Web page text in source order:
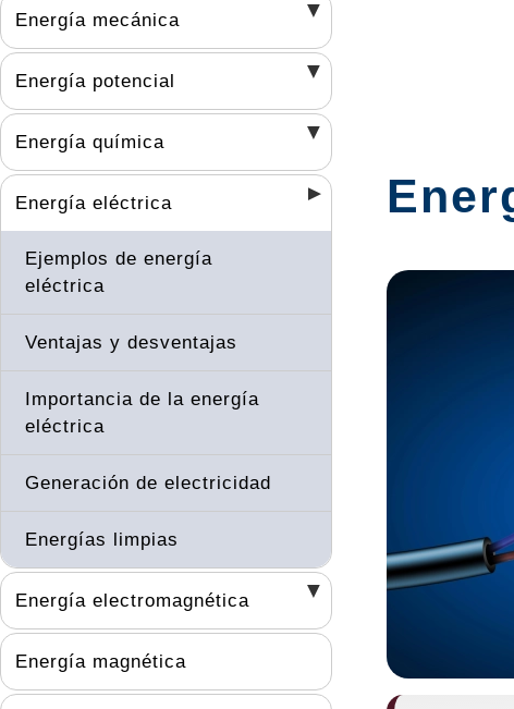
Energía mecánica
Energía potencial
Energía química
Energía eléctrica
Ejemplos de energía
eléctrica
Ventajas y desventajas
Importancia de la energía
eléctrica
Generación de electricidad
Energías limpias
Energía electromagnética
Energía magnética